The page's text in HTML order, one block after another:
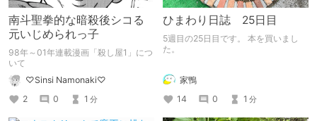
南斗聖拳的な暗殺後シコる
元いじめられっ子
98年～01年連載漫画「殺し屋1」につ
いて
♡Sinsi Namonaki♡
2
0 1 分
ひまわり日誌 25日目
5週目の25日目です。 本を買いまし
た。
家鴨
14
0 1 分